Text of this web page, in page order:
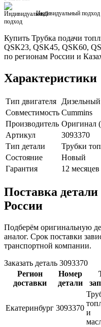
Индивидуальный
Купить Трубка подачи
QSK23, QSK45, QSK60,
по регионам России и
Характеристики
Тип двигателя
Дизельный
Совместимость Cummins
Производитель Оригинал
Артикул
3093370
Тип детали
Трубки
Состояние
Новый
Гарантия
12 месяцев
Поставка
России
Подберём оригинальную
аналог. Срок поставки
транспортной компании.
Заказать деталь 3093370
Регион
доставки
Номер
детали
Екатеринбург 3093370
и